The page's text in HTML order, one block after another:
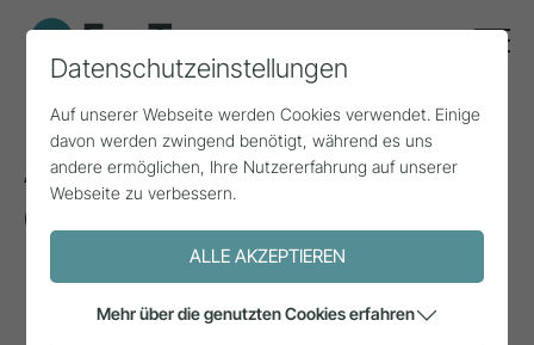
Aktuelle Beiträge aus
der Forschung, Praxis
und aus Projekten.
Datenschutzeinstellungen
Auf unserer Webseite werden Cookies verwendet. Einige
davon werden zwingend benötigt, während es uns
andere ermöglichen, Ihre Nutzererfahrung auf unserer
Webseite zu verbessern.
ALLE AKZEPTIEREN
Mehr über die genutzten Cookies erfahren